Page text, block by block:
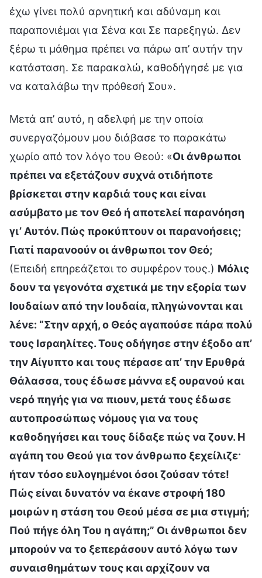
έχω γίνει πολύ αρνητική και αδύναμη και
παραπονιέμαι για Σένα και Σε παρεξηγώ. Δεν
ξέρω τι μάθημα πρέπει να πάρω απ’ αυτήν την
κατάσταση. Σε παρακαλώ, καθοδήγησέ με για
να καταλάβω την πρόθεσή Σου».
Μετά απ’ αυτό, η αδελφή με την οποία
συνεργαζόμουν μου διάβασε το παρακάτω
χωρίο από τον λόγο του Θεού: «Οι άνθρωποι
πρέπει να εξετάζουν συχνά οτιδήποτε
βρίσκεται στην καρδιά τους και είναι
ασύμβατο με τον Θεό ή αποτελεί παρανόηση
γι’ Αυτόν. Πώς προκύπτουν οι παρανοήσεις;
Γιατί παρανοούν οι άνθρωποι τον Θεό;
(Επειδή επηρεάζεται το συμφέρον τους.) Μόλις
δουν τα γεγονότα σχετικά με την εξορία των
Ιουδαίων από την Ιουδαία, πληγώνονται και
λένε: “Στην αρχή, ο Θεός αγαπούσε πάρα πολύ
τους Ισραηλίτες. Τους οδήγησε στην έξοδο απ’
την Αίγυπτο και τους πέρασε απ’ την Ερυθρά
Θάλασσα, τους έδωσε μάννα εξ ουρανού και
νερό πηγής για να πιουν, μετά τους έδωσε
αυτοπροσώπως νόμους για να τους
καθοδηγήσει και τους δίδαξε πώς να ζουν. Η
αγάπη του Θεού για τον άνθρωπο ξεχείλιζε·
ήταν τόσο ευλογημένοι όσοι ζούσαν τότε!
Πώς είναι δυνατόν να έκανε στροφή 180
μοιρών η στάση του Θεού μέσα σε μια στιγμή;
Πού πήγε όλη Του η αγάπη;” Οι άνθρωποι δεν
μπορούν να το ξεπεράσουν αυτό λόγω των
συναισθημάτων τους και αρχίζουν να